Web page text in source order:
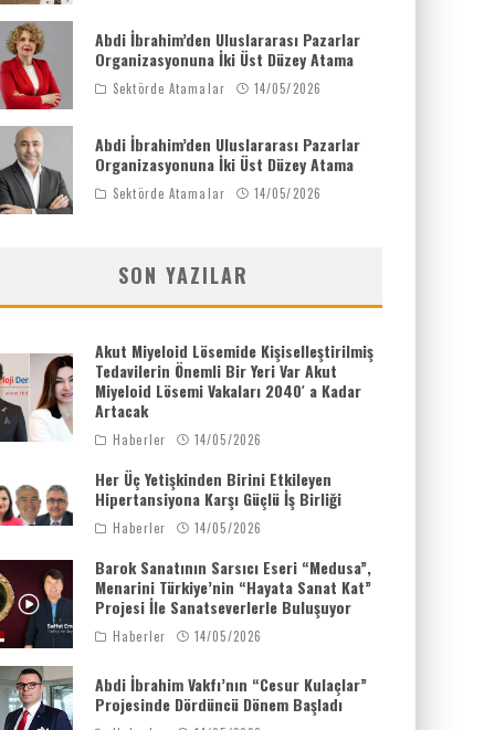
Abdi İbrahim’den Uluslararası Pazarlar
Organizasyonuna İki Üst Düzey Atama
Sektörde Atamalar 14/05/2026
Abdi İbrahim’den Uluslararası Pazarlar
Organizasyonuna İki Üst Düzey Atama
Sektörde Atamalar 14/05/2026
SON YAZILAR
Akut Miyeloid Lösemide Kişiselleştirilmiş
Tedavilerin Önemli Bir Yeri Var Akut
Miyeloid Lösemi Vakaları 2040′ a Kadar
Artacak
Haberler 14/05/2026
Her Üç Yetişkinden Birini Etkileyen
Hipertansiyona Karşı Güçlü İş Birliği
Haberler 14/05/2026
Barok Sanatının Sarsıcı Eseri “Medusa”,
Menarini Türkiye’nin “Hayata Sanat Kat”
Projesi İle Sanatseverlerle Buluşuyor
Haberler 14/05/2026
Abdi İbrahim Vakfı’nın “Cesur Kulaçlar”
Projesinde Dördüncü Dönem Başladı